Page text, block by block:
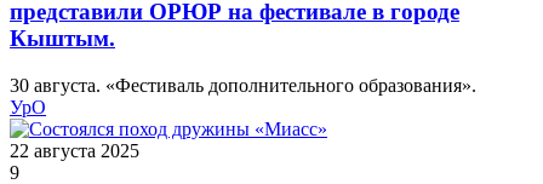
представили ОРЮР на фестивале в городе
Кыштым.
30 августа. «Фестиваль дополнительного образования».
УрО
22 августа 2025
9